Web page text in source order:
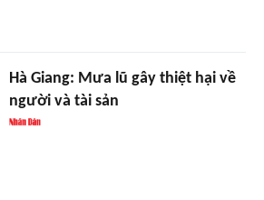
Hà Giang: Mưa lũ gây thiệt hại về
người và tài sản